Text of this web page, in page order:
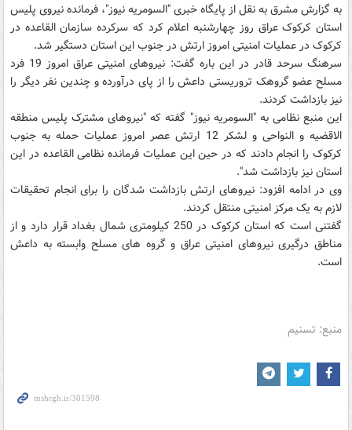
به گزارش مشرق به نقل از پایگاه خبری "السومریه نیوز"، فرمانده نیروی پلیس
استان کرکوک عراق روز چهارشنبه اعلام کرد که سرکرده سازمان القاعده در
کرکوک در عملیات امنیتی امروز ارتش در جنوب این استان دستگیر شد.
سرهنگ سرحد قادر در این باره گفت: نیروهای امنیتی عراق امروز 19 فرد
مسلح عضو گروهک تروریستی داعش را از پای درآورده و چندین نفر دیگر را
نیز بازداشت کردند.
این منبع نظامی به "السومریه نیوز" گفته که "نیروهای مشترک پلیس منطقه
الاقضیه و النواحی و لشکر 12 ارتش عصر امروز عملیات حمله به جنوب
کرکوک را انجام دادند که در حین این عملیات فرمانده نظامی القاعده در این
استان نیز بازداشت شد".
وی در ادامه افزود: نیروهای ارتش بازداشت شدگان را برای انجام تحقیقات
لازم به یک مرکز امنیتی منتقل کردند.
گفتنی است که استان کرکوک در 250 کیلومتری شمال بغداد قرار دارد و از
مناطق درگیری نیروهای امنیتی عراق و گروه های مسلح وابسته به داعش
است.
منبع: تسنیم